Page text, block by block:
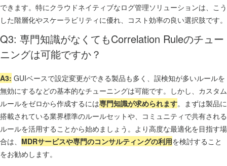
できます。特にクラウドネイティブなログ管理ソリューションは、こう
した階層化やスケーラビリティに優れ、コスト効率の良い選択肢です。
Q3: 専門知識がなくてもCorrelation Ruleのチュー
ニングは可能ですか？
A3: GUIベースで設定変更ができる製品も多く、誤検知が多いルールを
無効にするなどの基本的なチューニングは可能です。しかし、カスタム
ルールをゼロから作成するには専門知識が求められます。まずは製品に
搭載されている業界標準のルールセットや、コミュニティで共有される
ルールを活用することから始めましょう。より高度な最適化を目指す場
合は、 MDRサービスや専門のコンサルティングの利用を検討すること
をお勧めします。